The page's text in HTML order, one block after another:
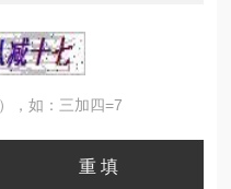
，如：三加四=7